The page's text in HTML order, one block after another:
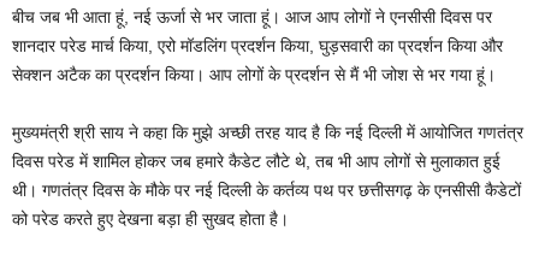
बीच जब भी आता हूं, नई ऊर्जा से भर जाता हूं। आज आप लोगों ने एनसीसी दिवस पर
शानदार परेड मार्च किया, एरो मॉडलिंग प्रदर्शन किया, घुड़सवारी का प्रदर्शन किया और
सेक्शन अटैक का प्रदर्शन किया। आप लोगों के प्रदर्शन से मैं भी जोश से भर गया हूं।
मुख्यमंत्री श्री साय ने कहा कि मुझे अच्छी तरह याद है कि नई दिल्ली में आयोजित गणतंत्र
दिवस परेड में शामिल होकर जब हमारे कैडेट लौटे थे, तब भी आप लोगों से मुलाकात हुई
थी। गणतंत्र दिवस के मौके पर नई दिल्ली के कर्तव्य पथ पर छत्तीसगढ़ के एनसीसी कैडेटों
को परेड करते हुए देखना बड़ा ही सुखद होता है।